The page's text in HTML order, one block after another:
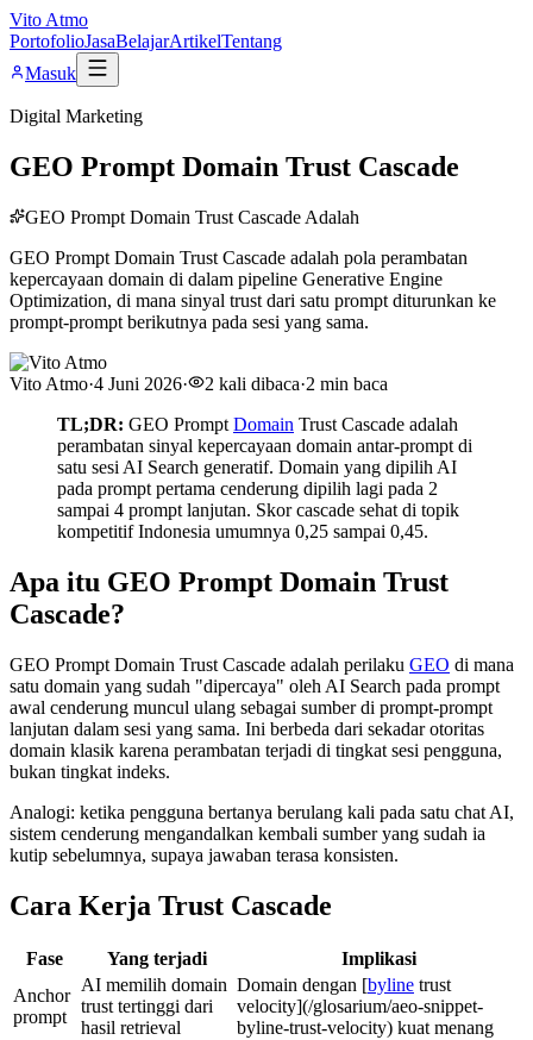
Vito Atmo
PortofolioJasaBelajarArtikelTentang
Masuk
Digital Marketing
GEO Prompt Domain Trust Cascade
GEO Prompt Domain Trust Cascade Adalah
GEO Prompt Domain Trust Cascade adalah pola perambatan
kepercayaan domain di dalam pipeline Generative Engine
Optimization, di mana sinyal trust dari satu prompt diturunkan ke
prompt-prompt berikutnya pada sesi yang sama.
Vito Atmo·4 Juni 2026· 2 kali dibaca·2 min baca
TL;DR: GEO Prompt Domain Trust Cascade adalah
perambatan sinyal kepercayaan domain antar-prompt di
satu sesi AI Search generatif. Domain yang dipilih AI
pada prompt pertama cenderung dipilih lagi pada 2
sampai 4 prompt lanjutan. Skor cascade sehat di topik
kompetitif Indonesia umumnya 0,25 sampai 0,45.
Apa itu GEO Prompt Domain Trust
Cascade?
GEO Prompt Domain Trust Cascade adalah perilaku GEO di mana
satu domain yang sudah "dipercaya" oleh AI Search pada prompt
awal cenderung muncul ulang sebagai sumber di prompt-prompt
lanjutan dalam sesi yang sama. Ini berbeda dari sekadar otoritas
domain klasik karena perambatan terjadi di tingkat sesi pengguna,
bukan tingkat indeks.
Analogi: ketika pengguna bertanya berulang kali pada satu chat AI,
sistem cenderung mengandalkan kembali sumber yang sudah ia
kutip sebelumnya, supaya jawaban terasa konsisten.
Cara Kerja Trust Cascade
Fase Yang terjadi
Implikasi
Anchor
prompt
AI memilih domain
trust tertinggi dari
hasil retrieval
Domain dengan [byline trust
velocity](/glosarium/aeo-snippet-
byline-trust-velocity) kuat menang